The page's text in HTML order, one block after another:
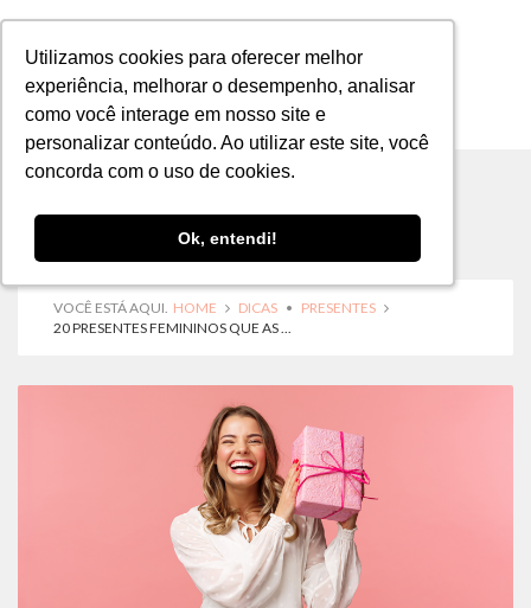
Utilizamos cookies para oferecer melhor
experiência, melhorar o desempenho, analisar
como você interage em nosso site e
personalizar conteúdo. Ao utilizar este site, você
concorda com o uso de cookies.
Ok, entendi!
Utilizamos cookies para oferecer melhor
experiência, melhorar o desempenho, analisar
como você interage em nosso site e
personalizar conteúdo. Ao utilizar este site, você
concorda com o uso de cookies.
Ok, entendi!
MENU
VOCÊ ESTÁ AQUI. HOME DICAS • PRESENTES
20 PRESENTES FEMININOS QUE AS ...